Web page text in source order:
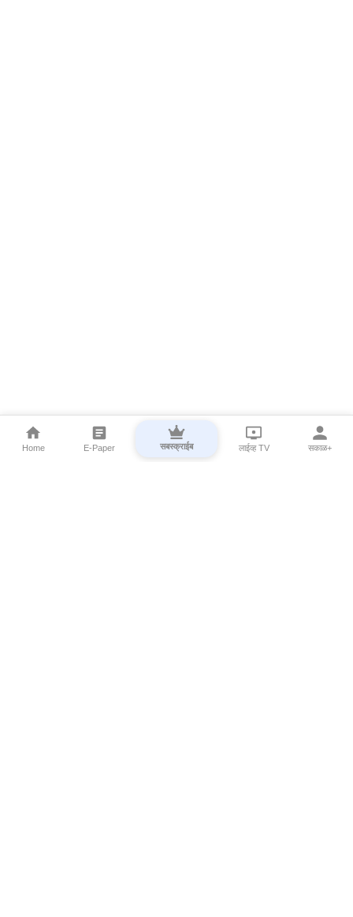
Home E-Paper सबस्क्राईब लाईव्ह TV सकाळ+